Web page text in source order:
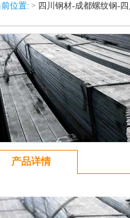
轨-
11月
红鑫
日
市鑫
经
文通
前位置: > 四川钢材-成都螺纹钢-
产品详情